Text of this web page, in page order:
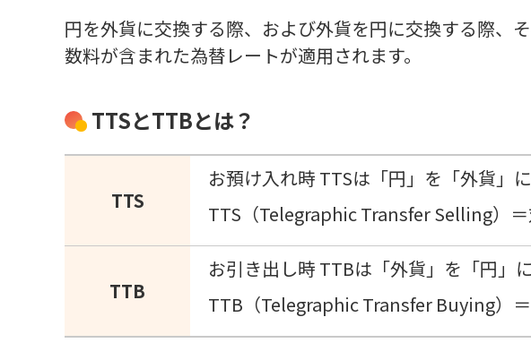
円を外貨に交換する際、および外貨を円に交換する際、
数料が含まれた為替レートが適用されます。
TTSとTTBとは？
TTS
お預け入れ時 TTSは「円」を「外貨」
TTS（Telegraphic Transfer Selling）
TTB
お引き出し時 TTBは「外貨」を「円」
TTB（Telegraphic Transfer Buying）